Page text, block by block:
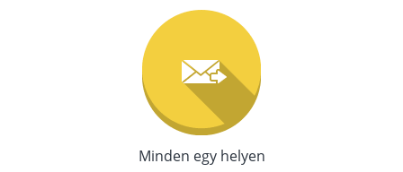
Minden egy helyen